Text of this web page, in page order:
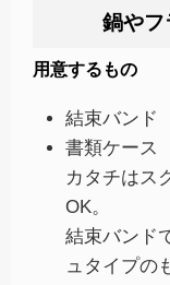
鍋やフ
用意するもの
結束バンド
書類ケース
カタチはス
OK。
結束バンド
ュタイプの